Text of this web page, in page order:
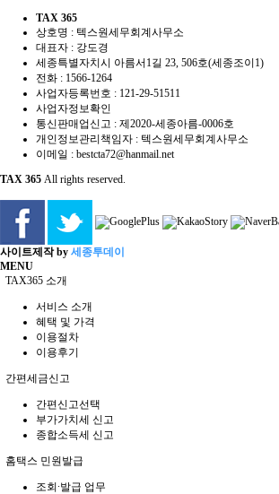
TAX 365
상호명 : 텍스원세무회계사무소
대표자 : 강도경
세종특별자치시 아름서1길 23, 506호(세종조이1)
전화 : 1566-1264
사업자등록번호 : 121-29-51511
사업자정보확인
통신판매업신고 : 제2020-세종아름-0006호
개인정보관리책임자 : 텍스원세무회계사무소
이메일 : bestcta72@hanmail.net
TAX 365 All rights reserved.
사이트제작 by 세종투데이
MENU
TAX365 소개
서비스 소개
혜택 및 가격
이용절차
이용후기
간편세금신고
간편신고선택
부가가치세 신고
종합소득세 신고
홈택스 민원발급
조회∙발급 업무